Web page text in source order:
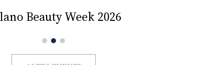
Beauty Week 2026